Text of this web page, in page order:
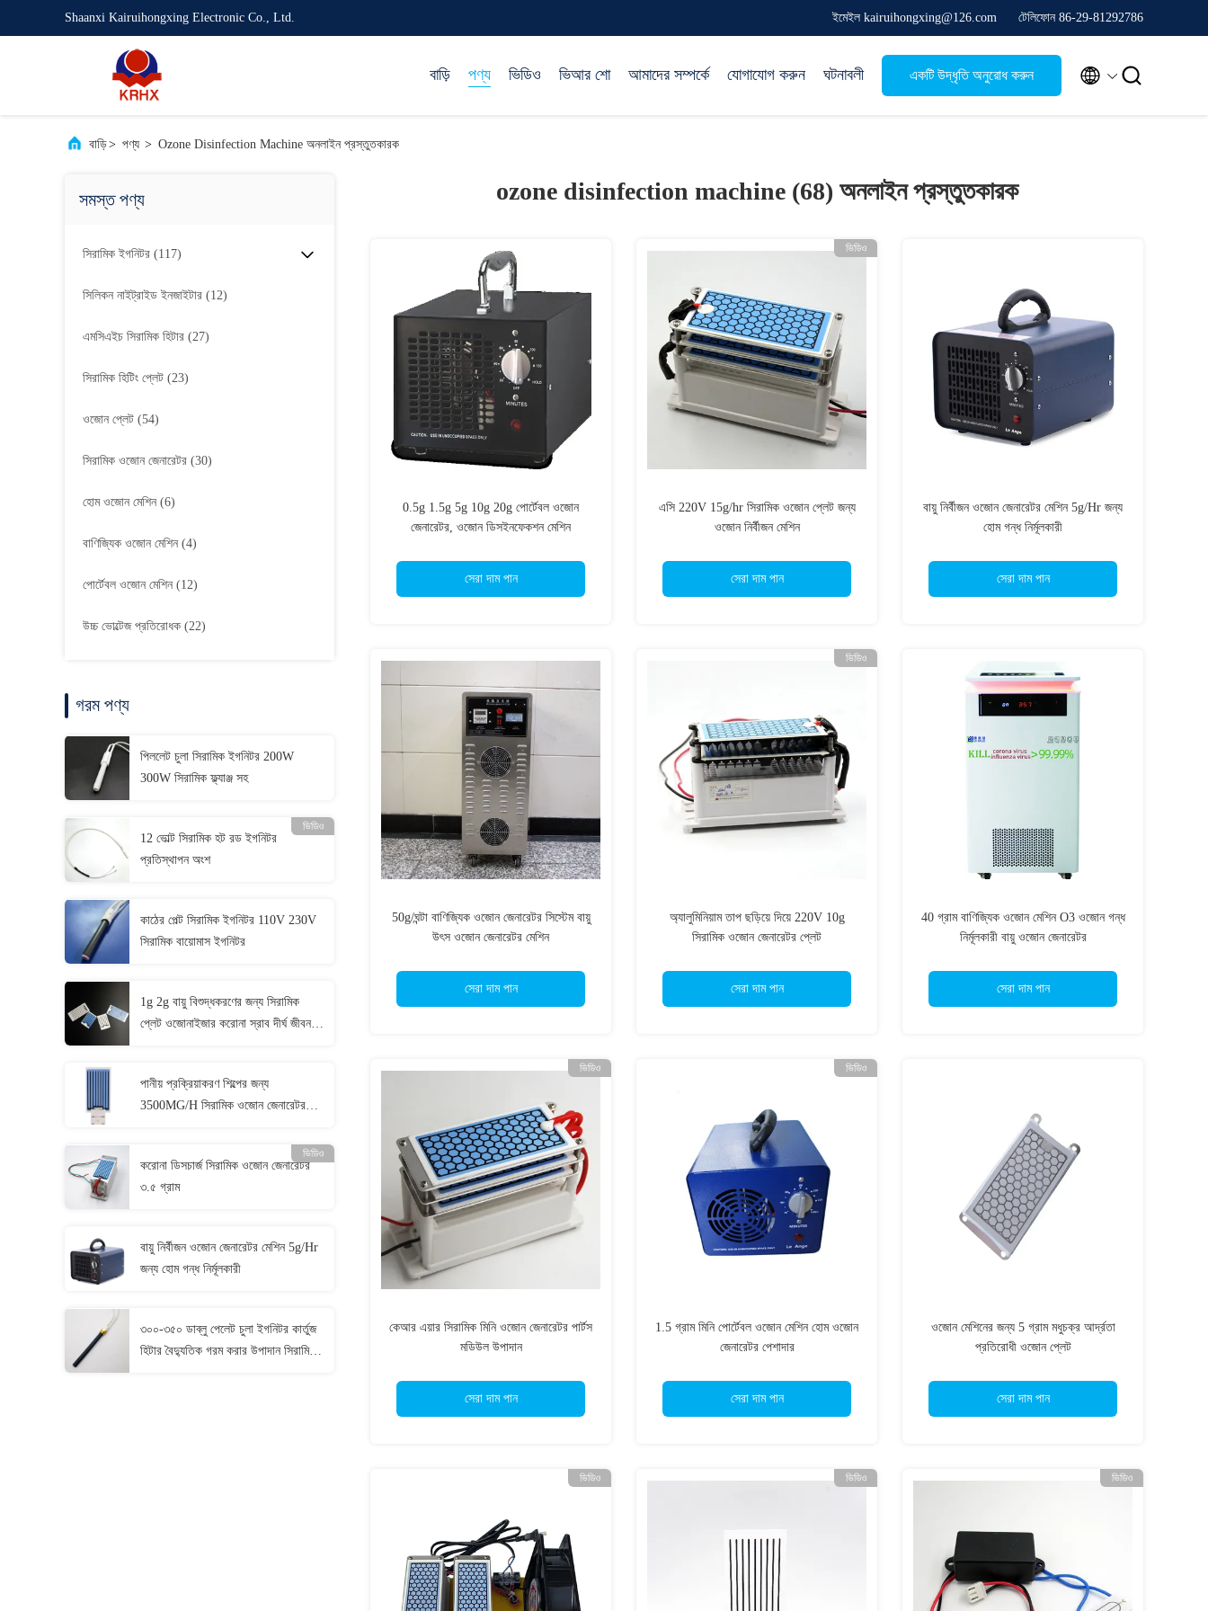
Shaanxi Kairuihongxing Electronic Co., Ltd. ইমেইল kairuihongxing@126.com টেলিফোন 86-29-81292786
বাড়ি পণ্য ভিডিও ভিআর শো আমাদের সম্পর্কে যোগাযোগ করুন ঘটনাবলী একটি উদ্ধৃতি অনুরোধ করুন  
বাড়ি> পণ্য > Ozone Disinfection Machine অনলাইন প্রস্তুতকারক
সমস্ত পণ্য
সিরামিক ইগনিটর (117)
সিলিকন নাইট্রাইড ইনজাইটার (12)
এমসিএইচ সিরামিক হিটার (27)
সিরামিক হিটিং প্লেট (23)
ওজোন প্লেট (54)
সিরামিক ওজোন জেনারেটর (30)
হোম ওজোন মেশিন(6)
বাণিজ্যিক ওজোন মেশিন(4)
পোর্টেবল ওজোন মেশিন(12)
উচ্চ ভোল্টেজ প্রতিরোধক (22)
গরম পণ্য
পিললেট চুলা সিরামিক ইগনিটর 200W
300W সিরামিক ফ্ল্যাঞ্জ সহ
ভিডিও
12 ভোল্ট সিরামিক হট রড ইগনিটর
প্রতিস্থাপন অংশ
কাঠের পেল্ট সিরামিক ইগনিটর 110V 230V
সিরামিক বায়োমাস ইগনিটর
1g 2g বায়ু বিশুদ্ধকরণের জন্য সিরামিক
প্লেট ওজোনাইজার করোনা স্রাব দীর্ঘ জীবন
পানীয় প্রক্রিয়াকরণ শিল্পের জন্য
3500MG/H সিরামিক ওজোন জেনারেটর
ভিডিও
করোনা ডিসচার্জ সিরামিক ওজোন জেনারেটর
৩.৫ গ্রাম
বায়ু নির্বীজন ওজোন জেনারেটর মেশিন 5g/Hr
জন্য হোম গন্ধ নির্মূলকারী
৩০০-৩৫০ ডাব্লু পেলেট চুলা ইগনিটর কার্তুজ
হিটার বৈদ্যুতিক গরম করার উপাদান সিরামিক
ozone disinfection machine (68) অনলাইন প্রস্তুতকারক
0.5g 1.5g 5g 10g 20g পোর্টেবল ওজোন
জেনারেটর, ওজোন ডিসইনফেকশন মেশিন
সেরা দাম পান
ভিডিও
এসি 220V 15g/hr সিরামিক ওজোন প্লেট জন্য
ওজোন নির্বীজন মেশিন
সেরা দাম পান
বায়ু নির্বীজন ওজোন জেনারেটর মেশিন 5g/Hr জন্য
হোম গন্ধ নির্মূলকারী
সেরা দাম পান
50g/ঘন্টা বাণিজ্যিক ওজোন জেনারেটর সিস্টেম বায়ু
উৎস ওজোন জেনারেটর মেশিন
সেরা দাম পান
ভিডিও
অ্যালুমিনিয়াম তাপ ছড়িয়ে দিয়ে 220V 10g
সিরামিক ওজোন জেনারেটর প্লেট
সেরা দাম পান
40 গ্রাম বাণিজ্যিক ওজোন মেশিন O3 ওজোন গন্ধ
নির্মূলকারী বায়ু ওজোন জেনারেটর
সেরা দাম পান
ভিডিও
কেআর এয়ার সিরামিক মিনি ওজোন জেনারেটর পার্টস
মডিউল উপাদান
সেরা দাম পান
ভিডিও
1.5 গ্রাম মিনি পোর্টেবল ওজোন মেশিন হোম ওজোন
জেনারেটর পেশাদার
সেরা দাম পান
ওজোন মেশিনের জন্য 5 গ্রাম মধুচক্র আর্দ্রতা
প্রতিরোধী ওজোন প্লেট
সেরা দাম পান
ভিডিও ভিডিও ভিডিও